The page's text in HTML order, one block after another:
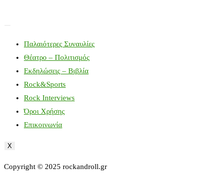
Παλαιότερες Συναυλίες
Θέατρο – Πολιτισμός
Εκδηλώσεις – Βιβλία
Rock&Sports
Rock Interviews
Όροι Χρήσης
Επικοινωνία
X
Copyright © 2025 rockandroll.gr